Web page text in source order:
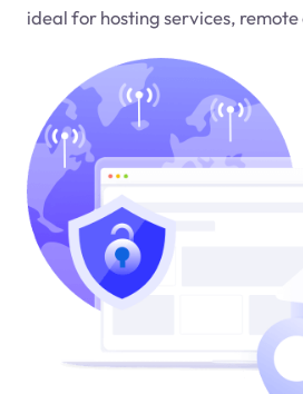
ideal for hosting services, remote